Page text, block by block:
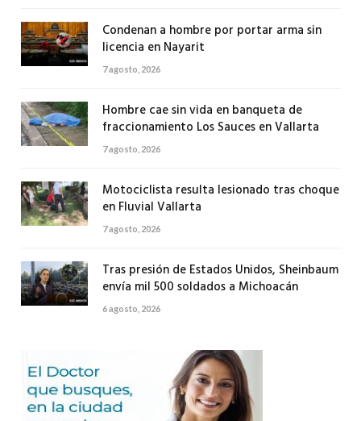
Condenan a hombre por portar arma sin
licencia en Nayarit
7 agosto, 2026
Hombre cae sin vida en banqueta de
fraccionamiento Los Sauces en Vallarta
7 agosto, 2026
Motociclista resulta lesionado tras choque
en Fluvial Vallarta
7 agosto, 2026
Tras presión de Estados Unidos, Sheinbaum
envía mil 500 soldados a Michoacán
6 agosto, 2026